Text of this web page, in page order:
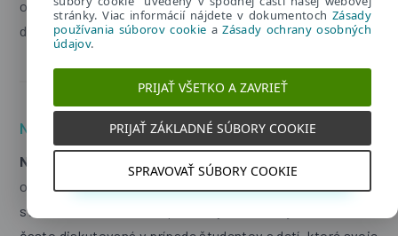
online zoznamky a mnohé ďalšie internetové služby,
dokonca aj spravodajské portály.
Nomofóbia
Nomofóbia
sa najčastejšie charakterizuje ako závislosť
od mobilného telefónu, respektíve strachu z času
stráveného bez neho. V posledných rokoch je táto téma
stránky. Viac informácií nájdete v dokumentoch Zásady
používania súborov cookie aZásady ochrany osobných
údajov.
PRIJAŤ VŠETKO A ZAVRIEŤ
PRIJAŤ ZÁKLADNÉ SÚBORY COOKIE
SPRAVOVAŤ SÚBORY COOKIE